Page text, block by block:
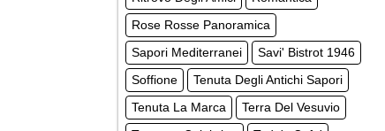
Rose Rosse Panoramica
Sapori Mediterranei
Savi' Bistrot 1946
Soffione
Tenuta Degli Antichi Sapori
Tenuta La Marca
Terra Del Vesuvio